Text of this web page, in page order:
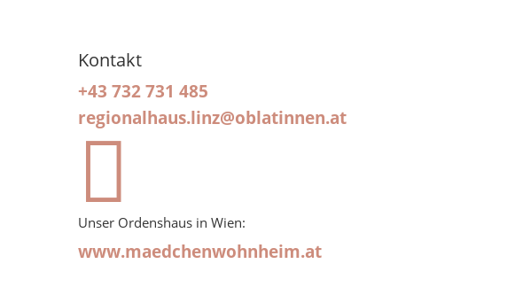
Kontakt
+43 732 731 485
regionalhaus.linz@oblatinnen.at

Unser Ordenshaus in Wien:
www.maedchenwohnheim.at